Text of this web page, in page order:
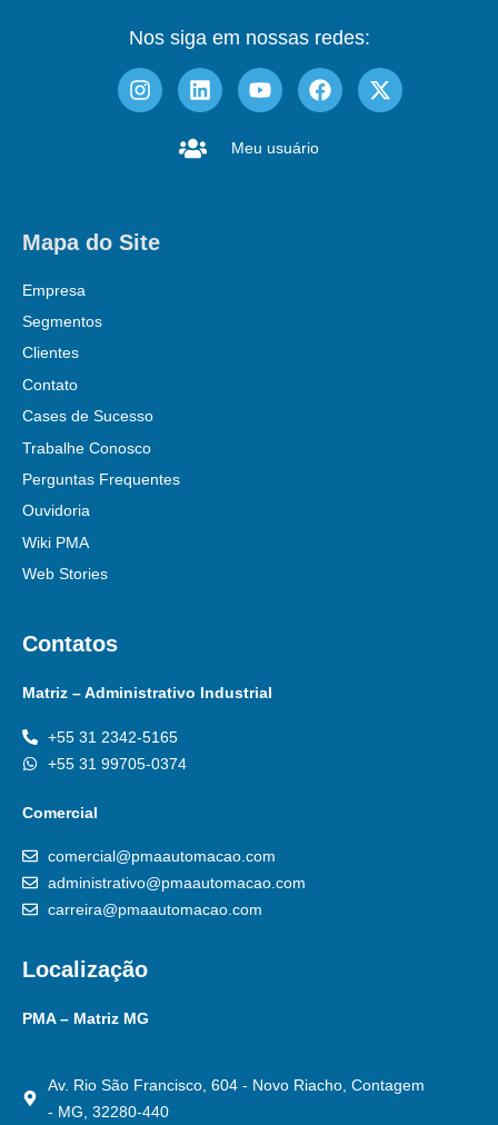
Nos siga em nossas redes:
Meu usuário
Mapa do Site
Empresa
Segmentos
Clientes
Contato
Cases de Sucesso
Trabalhe Conosco
Perguntas Frequentes
Ouvidoria
Wiki PMA
Web Stories
Contatos
Matriz – Administrativo Industrial
+55 31 2342-5165
+55 31 99705-0374
Comercial
comercial@pmaautomacao.com
administrativo@pmaautomacao.com
carreira@pmaautomacao.com
Localização
PMA – Matriz MG
Av. Rio São Francisco, 604 - Novo Riacho, Contagem
- MG, 32280-440